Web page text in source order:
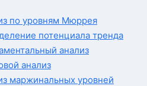
по уровням Мюррея
потенциала тренда
анализ
анализ
маржинальных уровней